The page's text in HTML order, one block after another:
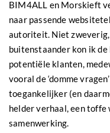
BIM4ALL en Morskieft
naar passende
autoriteit. Niet
buitenstaander kon ik
potentiële klanten,
vooral de ‘domme
toegankelijker (en
helder verhaal, een toffe
samenwerking.